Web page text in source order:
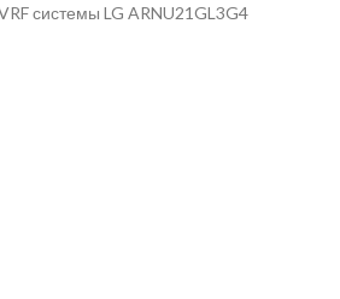
системы LG ARNU21GL3G4